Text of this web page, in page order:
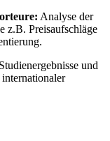
Analyse der
z.B. Preisaufschläge
und